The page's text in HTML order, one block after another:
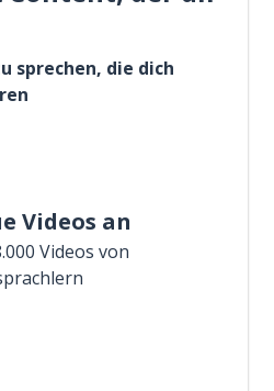
sprechen, die dich
Videos an
Videos von